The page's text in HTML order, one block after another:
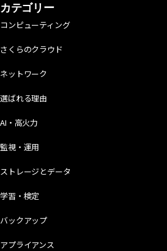
カテゴリー
コンピューティング
さくらのクラウド
ネットワーク
選ばれる理由
AI・高火力
監視・運用
ストレージとデータ
学習・検定
バックアップ
アプライアンス